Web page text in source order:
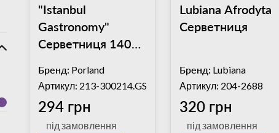
"Istanbul
Gastronomy"
Серветниця 140
Бренд: Porland
Артикул: 213-300214.GS
294 грн
під замовлення
Lubiana Afrodyta
Серветниця
Бренд: Lubiana
Артикул: 204-2688
320 грн
під замовлення